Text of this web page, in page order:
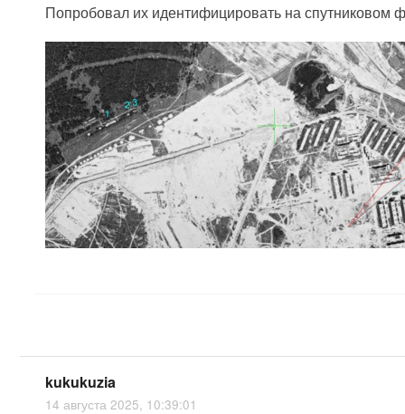
Попробовал их идентифицировать на спутниковом
kukukuzia
14 августа 2025, 10:39:01